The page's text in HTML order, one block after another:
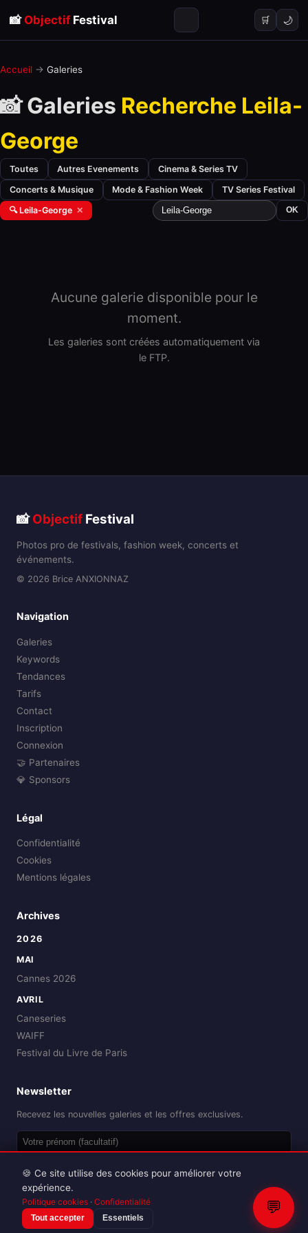
📸 ObjectifFestival 🛒 🌙
Accueil → Galeries
📸 Galeries Recherche Leila-
George
Toutes Autres Evenements Cinema & Series TV
Concerts & Musique Mode & Fashion Week TV Series Festival
🔍 Leila-George ✕ OK
Aucune galerie disponible pour le
moment.
Les galeries sont créées automatiquement via
le FTP.
📸Objectif Festival
Photos pro de festivals, fashion week, concerts et
événements.
© 2026 Brice ANXIONNAZ
Navigation
Galeries
Keywords
Tendances
Tarifs
Contact
Inscription
Connexion
🤝 Partenaires
💎 Sponsors
Légal
Confidentialité
Cookies
Mentions légales
Archives
2026
MAI
Cannes 2026
AVRIL
Caneseries
WAIFF
Festival du Livre de Paris
Newsletter
Recevez les nouvelles galeries et les offres exclusives.
Reproduction interdite sans autorisation.
💬
🍪 Ce site utilise des cookies pour améliorer votre
expérience.
Politique cookies · Confidentialité
Tout accepter Essentiels